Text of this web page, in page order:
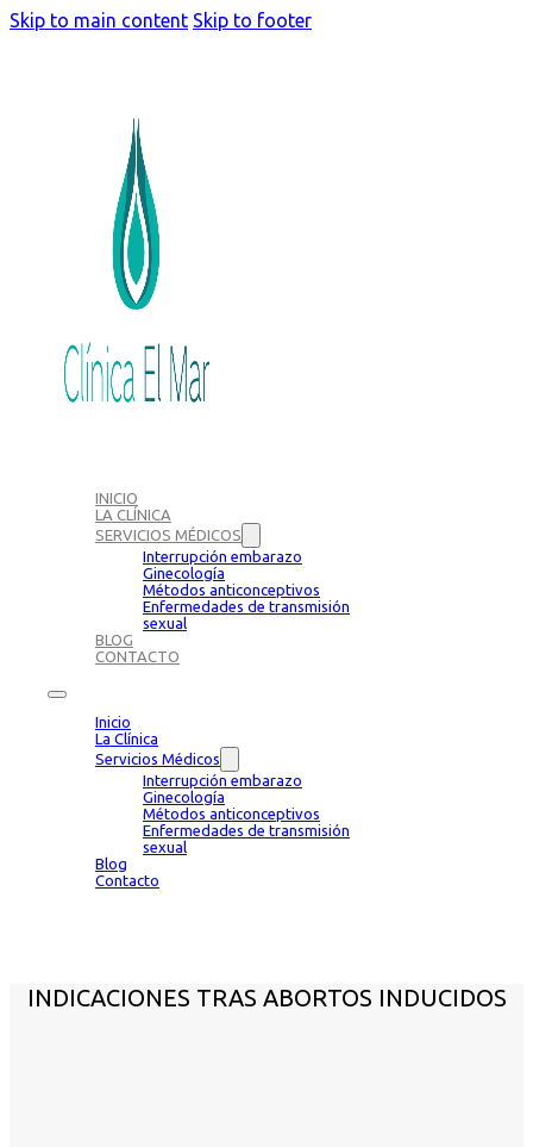
Skip to main content Skip to footer
INICIO
LA CLÍNICA
SERVICIOS MÉDICOS
Interrupción embarazo
Ginecología
Métodos anticonceptivos
Enfermedades de transmisión
sexual
BLOG
CONTACTO
Inicio
La Clínica
Servicios Médicos
Interrupción embarazo
Ginecología
Métodos anticonceptivos
Enfermedades de transmisión
sexual
Blog
Contacto
INDICACIONES TRAS ABORTOS INDUCIDOS